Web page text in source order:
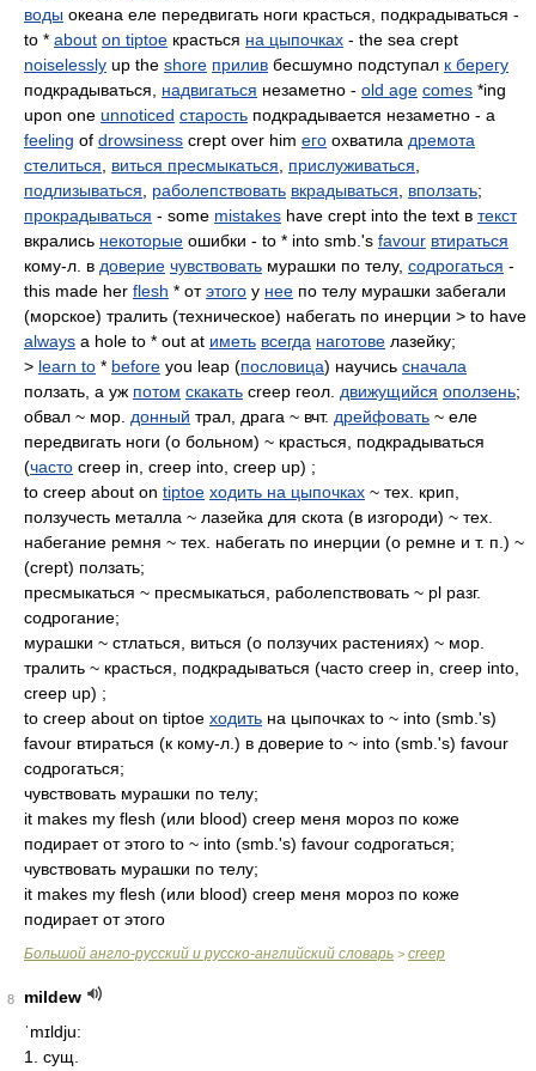
воды океана еле передвигать ноги красться, подкрадываться -
to * about on tiptoe красться на цыпочках - the sea crept
noiselessly up the shore прилив бесшумно подступал к берегу
подкрадываться, надвигаться незаметно - old age comes *ing
upon one unnoticed старость подкрадывается незаметно - a
feeling of drowsiness crept over him его охватила дремота
стелиться
виться пресмыкаться прислуживаться
подлизываться
раболепствовать вкрадываться вползать;
прокрадываться - some mistakes have crept into the text в текст
вкрались некоторые ошибки - to * into smb.'s favour втираться
кому-л. в доверие чувствовать мурашки по телу, содрогаться -
this made her flesh * отэтого у нее по телу мурашки забегали
(морское) тралить (техническое) набегать по инерции > to have
always a hole to * out at иметь всегда наготове лазейку;
> learn to * before you leap (пословица) научись сначала
ползать, а уж потом скакать creep геол. движущийся оползень;
обвал ~ мор. донный трал, драга ~ вчт. дрейфовать ~ еле
передвигать ноги (о больном) ~ красться, подкрадываться
(часто creep in, creep into, creep up) ;
to creep about on tiptoe ходить на цыпочках ~ тех. крип,
ползучесть металла ~ лазейка для скота (в изгороди) ~ тех.
набегание ремня ~ тех. набегать по инерции (о ремне и т. п.) ~
(crept) ползать;
пресмыкаться ~ пресмыкаться, раболепствовать ~ pl разг.
содрогание;
мурашки ~ стлаться, виться (о ползучих растениях) ~ мор.
тралить ~ красться, подкрадываться (часто creep in, creep into,
creep up) ;
to creep about on tiptoe ходить на цыпочках to ~ into (smb.'s)
favour втираться (к кому-л.) в доверие to ~ into (smb.'s) favour
содрогаться;
чувствовать мурашки по телу;
it makes my flesh (или blood) creep меня мороз по коже
подирает от этого to ~ into (smb.'s) favour содрогаться;
чувствовать мурашки по телу;
it makes my flesh (или blood) creep меня мороз по коже
подирает от этого
Большой англо-русский и русско-английский словарь > creep
8
mildew
ˈmɪldju:
1. сущ.